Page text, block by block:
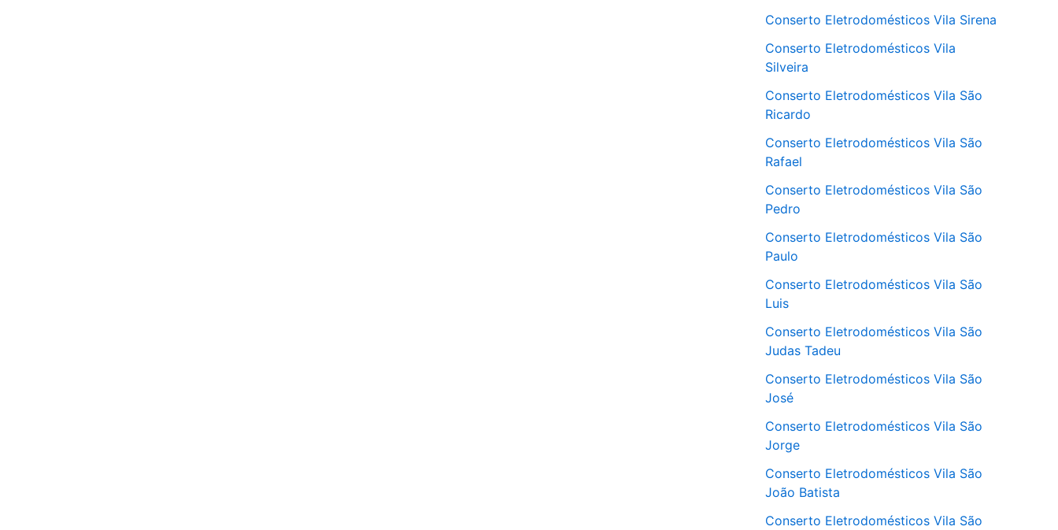
Conserto Eletrodomésticos Vila Sirena
Conserto Eletrodomésticos Vila
Silveira
Conserto Eletrodomésticos Vila São
Ricardo
Conserto Eletrodomésticos Vila São
Rafael
Conserto Eletrodomésticos Vila São
Pedro
Conserto Eletrodomésticos Vila São
Paulo
Conserto Eletrodomésticos Vila São
Luis
Conserto Eletrodomésticos Vila São
Judas Tadeu
Conserto Eletrodomésticos Vila São
José
Conserto Eletrodomésticos Vila São
Jorge
Conserto Eletrodomésticos Vila São
João Batista
Conserto Eletrodomésticos Vila São